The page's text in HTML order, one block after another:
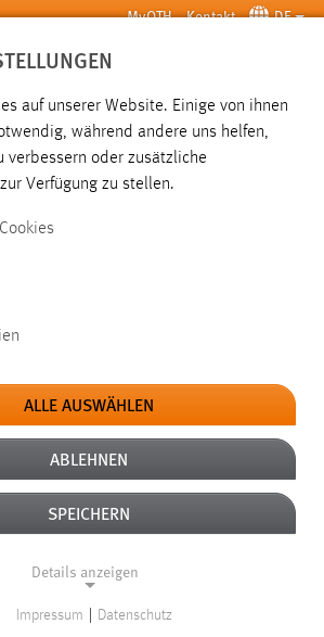
MyOTH Kontakt DE
SUCHE
BEWERBEN
auf unserer Website. Einige von ihnen
während andere uns helfen,
verbessern oder zusätzliche
Verfügung zu stellen.
ALLE AUSWÄHLEN
ABLEHNEN
SPEICHERN
Details anzeigen
Impressum Datenschutz